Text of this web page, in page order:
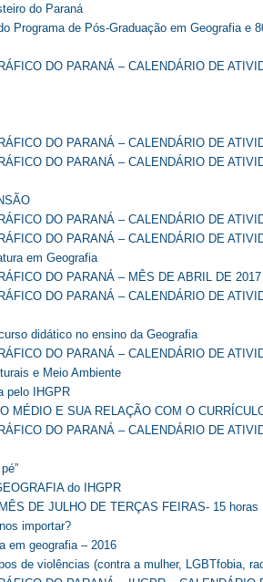
do Paraná
Programa de Pós-Graduação em Geografia e
DO PARANÁ – CALENDÁRIO DE
DO PARANÁ – CALENDÁRIO DE
DO PARANÁ – CALENDÁRIO DE
DO PARANÁ – CALENDÁRIO DE
DO PARANÁ – CALENDÁRIO DE
em Geografia
DO PARANÁ – MÊS DE ABRIL DE 2017
DO PARANÁ – CALENDÁRIO DE
didático no ensino da Geografia
DO PARANÁ – CALENDÁRIO DE
e Meio Ambiente
pelo IHGPR
MÉDIO E SUA RELAÇÃO COM O
DO PARANÁ – CALENDÁRIO DE
do IHGPR
DE JULHO DE TERÇAS FEIRAS- 15 horas
importar?
em geografia – 2016
de violências (contra a mulher, LGBTfobia,